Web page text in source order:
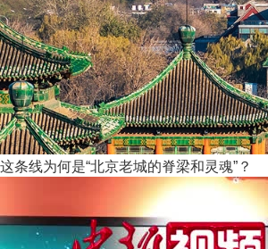
这条线为何是“北京老城的脊梁和灵魂”？